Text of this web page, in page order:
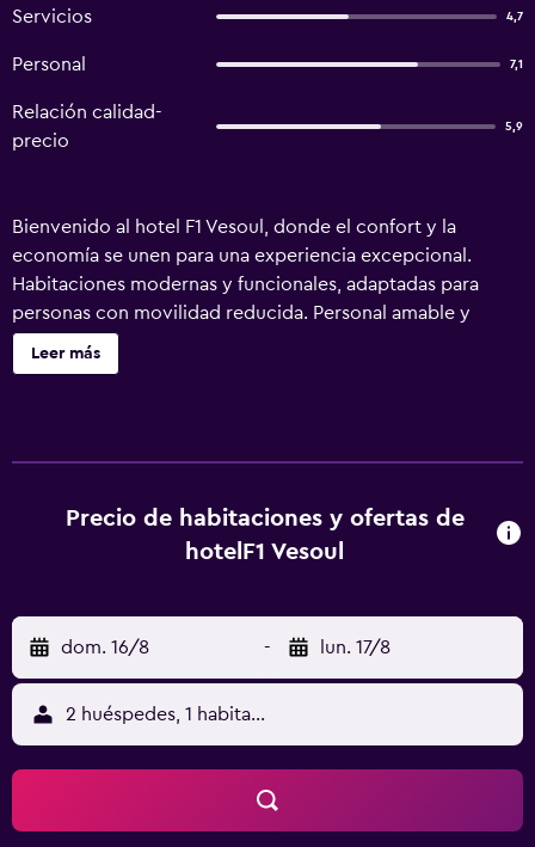
Servicios 4,7
Personal 7,1
Relación calidad-
precio
5,9
Bienvenido al hotel F1 Vesoul, donde el confort y la
economía se unen para una experiencia excepcional.
Habitaciones modernas y funcionales, adaptadas para
personas con movilidad reducida. Personal amable y
servicial. Cerca de un cine, bolera, lago y Ludolac. Disfrute
de un desayuno a voluntad con wifi y TV gratuitos,
Leer más
Precio de habitaciones y ofertas de
hotelF1 Vesoul
dom. 16/8 - lun. 17/8
2 huéspedes, 1 habitación